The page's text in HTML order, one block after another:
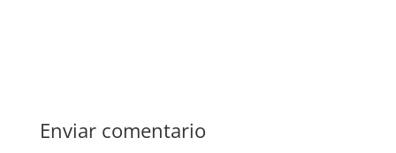
Enviar comentario